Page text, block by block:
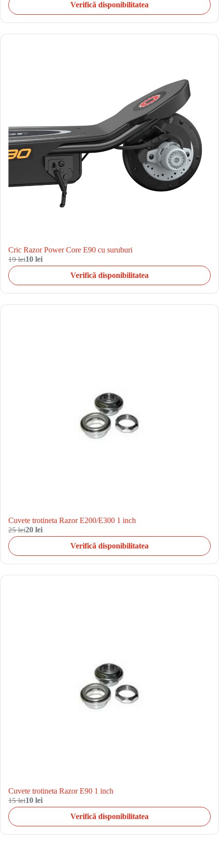
Verifică disponibilitatea
Cric Razor Power Core E90 cu suruburi
19 lei10 lei
Verifică disponibilitatea
Cuvete trotineta Razor E200/E300 1 inch
25 lei20 lei
Verifică disponibilitatea
Cuvete trotineta Razor E90 1 inch
15 lei10 lei
Verifică disponibilitatea